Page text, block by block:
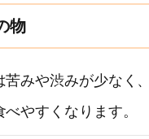
物
苦みや渋みが少なく
やすくなります。